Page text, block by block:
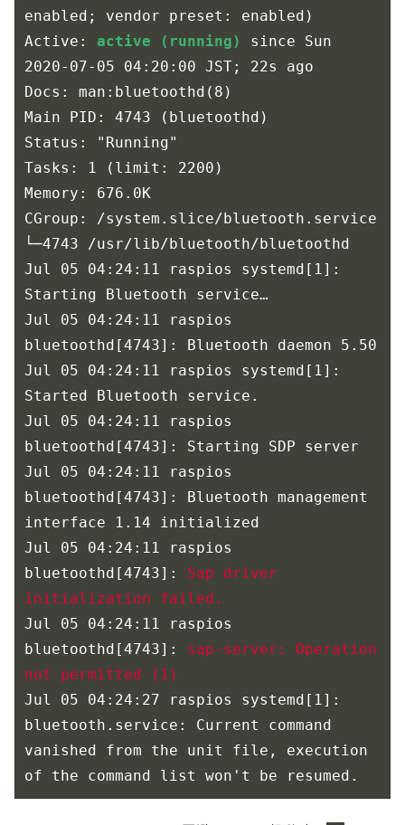
enabled; vendor preset: enabled)
Active: active (running)
since Sun
2020-07-05 04:20:00 JST; 22s ago
Docs: man:bluetoothd(8)
Main PID: 4743 (bluetoothd)
Status: "Running"
Tasks: 1 (limit: 2200)
Memory: 676.0K
CGroup: /system.slice/bluetooth.service
└─4743 /usr/lib/bluetooth/bluetoothd
Jul 05 04:24:11 raspios systemd[1]:
Starting Bluetooth service…
Jul 05 04:24:11 raspios
bluetoothd[4743]: Bluetooth daemon 5.50
Jul 05 04:24:11 raspios systemd[1]:
Started Bluetooth service.
Jul 05 04:24:11 raspios
bluetoothd[4743]: Starting SDP server
Jul 05 04:24:11 raspios
bluetoothd[4743]: Bluetooth management
interface 1.14 initialized
Jul 05 04:24:11 raspios
bluetoothd[4743]: Sap driver
initialization failed.
Jul 05 04:24:11 raspios
bluetoothd[4743]: sap-server: Operation
not permitted (1)
Jul 05 04:24:27 raspios systemd[1]:
bluetooth.service: Current command
vanished from the unit file, execution
of the command list won't be resumed.